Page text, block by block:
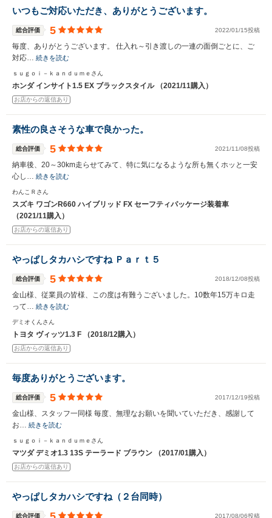
いつもご対応いただき、ありがとうございます。
総合評価 5 2022/01/15投稿
毎度、ありがとうございます。 仕入れ～引き渡しの一連の面倒ごとに、ご
対応… 続きを読む
ｓｕｇｏｉ－ｋａｎｄｕｍｅさん
ホンダ インサイト1.5 EX ブラックスタイル （2021/11購入）
お店からの返信あり
素性の良さそうな車で良かった。
総合評価 5 2021/11/08投稿
納車後、20～30km走らせてみて、特に気になるような所も無くホッと一安
心し… 続きを読む
わんこＲさん
スズキ ワゴンR660 ハイブリッド FX セーフティパッケージ装着車
（2021/11購入）
お店からの返信あり
やっぱしタカハシですね Ｐａｒｔ５
総合評価 5 2018/12/08投稿
金山様、従業員の皆様、この度は有難うございました。10数年15万キロ走
って… 続きを読む
デミオくんさん
トヨタ ヴィッツ1.3 F （2018/12購入）
お店からの返信あり
毎度ありがとうございます。
総合評価 5 2017/12/19投稿
金山様、スタッフ一同様 毎度、無理なお願いを聞いていただき、感謝して
お… 続きを読む
ｓｕｇｏｉ－ｋａｎｄｕｍｅさん
マツダ デミオ1.3 13S テーラード ブラウン （2017/01購入）
お店からの返信あり
やっぱしタカハシですね（２台同時）
総合評価 2017/08/06投稿